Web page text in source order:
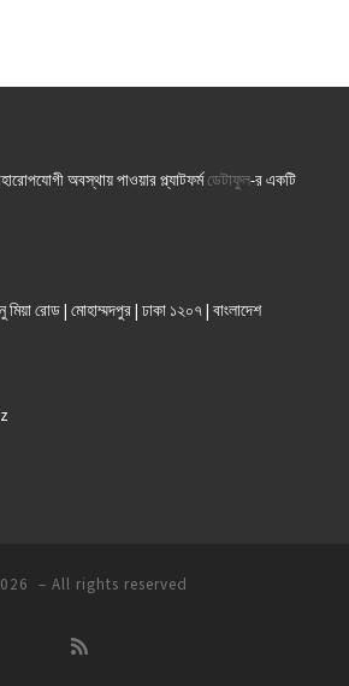
অবস্থায় পাওয়ার প্ল্যাটফর্মডেটাফুল-র একটি
রোড | মোহাম্মদপুর | ঢাকা ১২০৭ | বাংলাদেশ
– All rights reserved